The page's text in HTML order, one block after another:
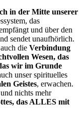
in der Mitte unserer
das
und über den
sendet unaufhörlich.
die Verbindung
Wesen, das
wir im Grunde
unser spirituelles
Geistes, erwachen.
nichts mehr
das ALLES mit